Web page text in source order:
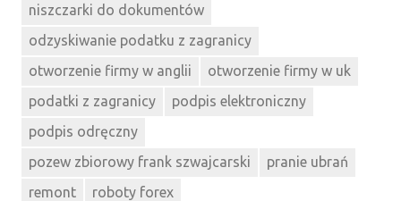
niszczarki do dokumentów
odzyskiwanie podatku z zagranicy
otworzenie firmy w anglii
otworzenie firmy w uk
podatki z zagranicy
podpis elektroniczny
podpis odręczny
pozew zbiorowy frank szwajcarski
pranie ubrań
remont
roboty forex